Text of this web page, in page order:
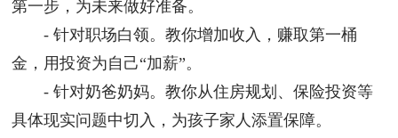
第一步，为未来做好准备。
- 针对职场白领。教你增加收入，赚取第一桶
金，用投资为自己“加薪”。
- 针对奶爸奶妈。教你从住房规划、保险投资等
具体现实问题中切入，为孩子家人添置保障。